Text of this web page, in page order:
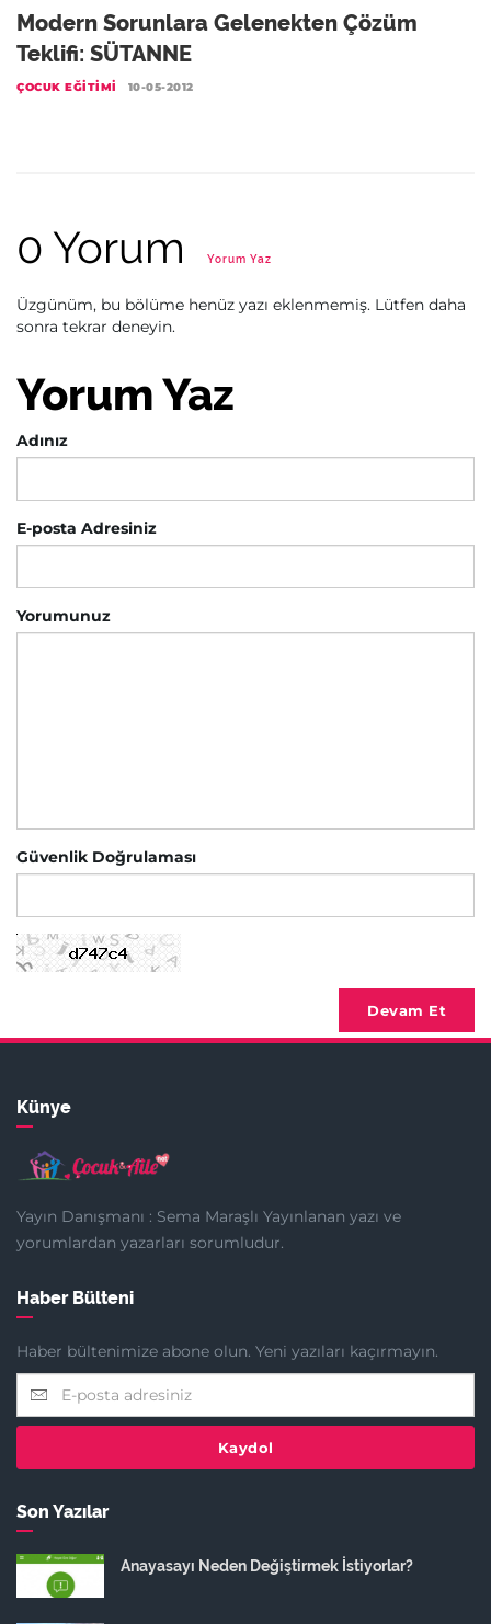
Modern Sorunlara Gelenekten Çözüm
Teklifi: SÜTANNE
ÇOCUK EĞITIMI 10-05-2012
0 Yorum Yorum Yaz
Üzgünüm, bu bölüme henüz yazı eklenmemiş. Lütfen daha
sonra tekrar deneyin.
Yorum Yaz
Adınız
E-posta Adresiniz
Yorumunuz
Güvenlik Doğrulaması
Devam Et
Künye
Yayın Danışmanı : Sema Maraşlı Yayınlanan yazı ve
yorumlardan yazarları sorumludur.
Haber Bülteni
Haber bültenimize abone olun. Yeni yazıları kaçırmayın.
Kaydol
Son Yazılar
Anayasayı Neden Değiştirmek İstiyorlar?